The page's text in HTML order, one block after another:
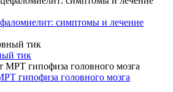
симптомы и лечение
тик
гипофиза головного мозга